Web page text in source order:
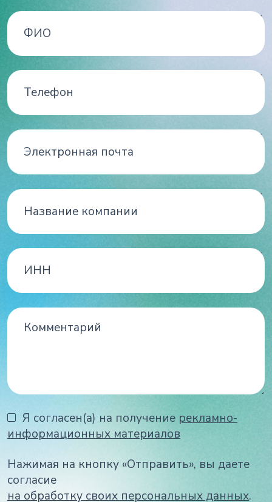
Я согласен(а) на получение рекламно-
информационных материалов
Нажимая на кнопку «Отправить», вы даете
согласие
на обработку своих персональных данных.